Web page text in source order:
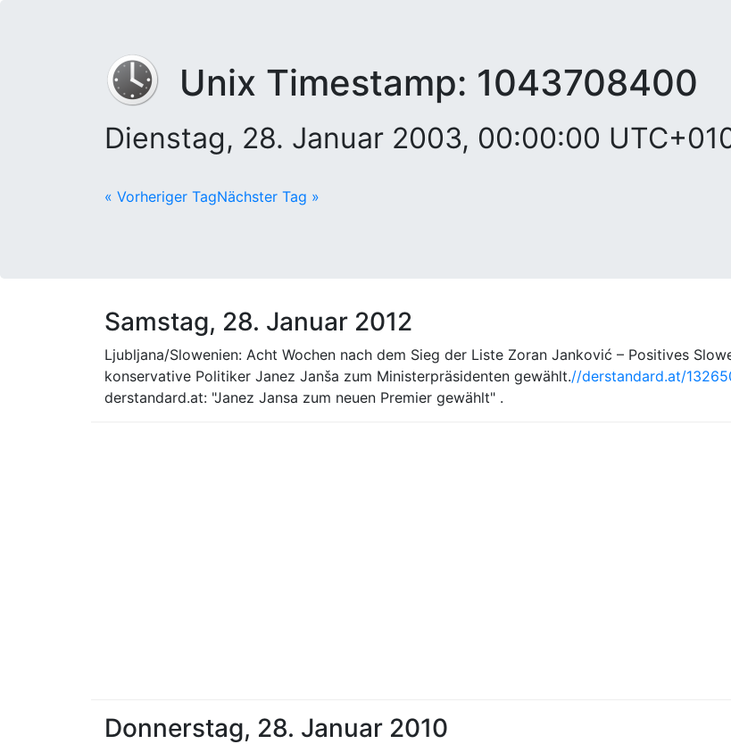
Unix Timestamp: 1043708400
Dienstag, 28. Januar 2003, 00:00:00
« Vorheriger TagNächster Tag »
Samstag, 28. Januar 2012
Ljubljana/Slowenien: Acht Wochen nach dem Sieg der Liste Zoran Janković – Positives
konservative Politiker Janez Janša zum Ministerpräsidenten gewählt.//derstandard.at/
derstandard.at: "Janez Jansa zum neuen Premier gewählt" .
Donnerstag, 28. Januar 2010